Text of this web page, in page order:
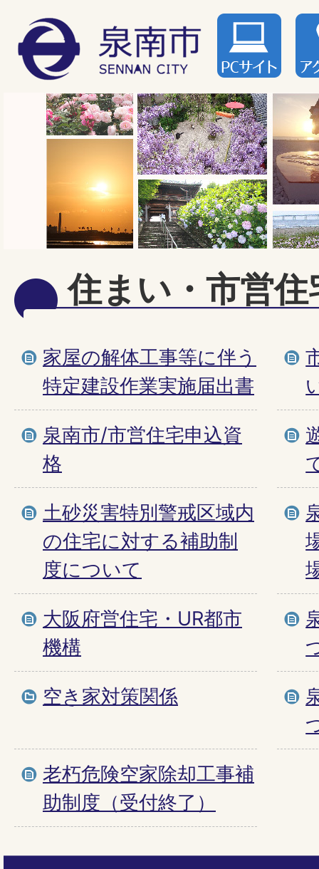
住まい・市営住
家屋の解体工事等に伴う
特定建設作業実施届出書
泉南市/市営住宅申込資
格
土砂災害特別警戒区域内
の住宅に対する補助制
度について
大阪府営住宅・UR都市
機構
空き家対策関係
老朽危険空家除却工事補
助制度（受付終了）